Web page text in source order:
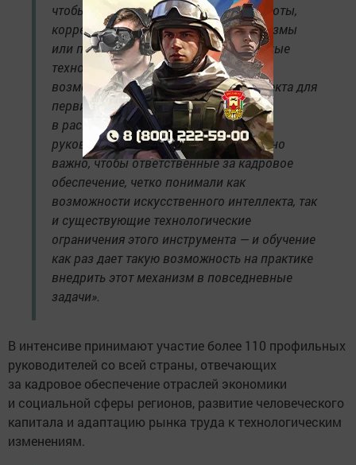
чтобы корректировать алгоритмы работы,
корректировать действующие механизмы
или проектировать новые. Современные
технологии позволяют задействовать
возможности искусственного интеллекта для
первичной обработки имеющихся
в распоряжении региональных
руководителей данных. Принципиально
важно, чтобы ответственные за кадровое
обеспечение, четко понимали как
возможности искусственного интеллекта, так
и существующие технологические
ограничения этого инструмента — и обучение
как раз дает такую возможность на практике
внедрить этот механизм в повседневные
задачи».
В интенсиве принимают участие более 110 профильных
руководителей со всей страны, отвечающих
за кадровое обеспечение отраслей экономики
и социальной сферы регионов, развитие человеческого
капитала и адаптацию рынка труда к технологическим
изменениям.